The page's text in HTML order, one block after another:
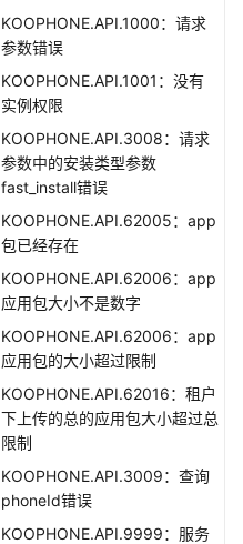
KOOPHONE.API.1000：请求
参数错误
KOOPHONE.API.1001：没有
实例权限
KOOPHONE.API.3008：请求
参数中的安装类型参数
fast_install错误
KOOPHONE.API.62005：app
包已经存在
KOOPHONE.API.62006：app
应用包大小不是数字
KOOPHONE.API.62006：app
应用包的大小超过限制
KOOPHONE.API.62016：租户
下上传的总的应用包大小超过总
限制
KOOPHONE.API.3009：查询
phoneId错误
KOOPHONE.API.9999：服务